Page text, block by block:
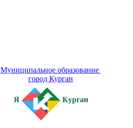
Муниципальное образование
город Курган
Я Курган